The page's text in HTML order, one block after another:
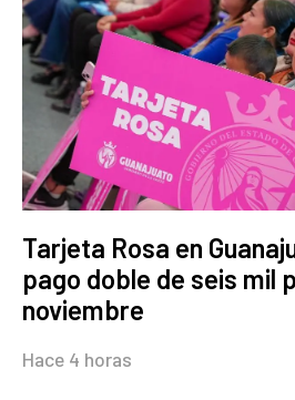
Tarjeta Rosa en
pago doble de seis mil
noviembre
Hace 4 horas